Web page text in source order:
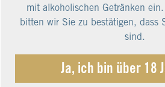
mit alkoholischen Getränken
bitten wir Sie zu bestätigen, dass
sind.
Ja, ich bin über 18